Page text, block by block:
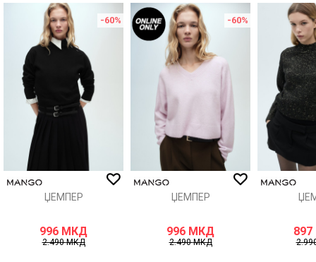
Порака
ИСПРАТИ
-60%
ЏЕМПЕР
996 МКД
2.490МКД
-60%
ЏЕМПЕР
996 МКД
2.490МКД
897